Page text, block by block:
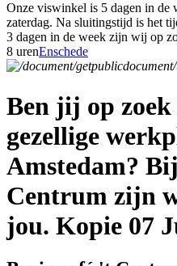
Onze viswinkel is 5 dagen in de
zaterdag. Na sluitingstijd is het
3 dagen in de week zijn wij op
8 urenEnschede
Ben jij op zoek
gezellige
Amstedam?
Centrum zijn
jou. Kopie 07